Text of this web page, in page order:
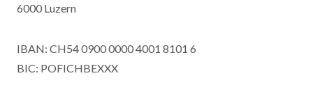
6000 Luzern
IBAN: CH54 0900 0000 4001 8101 6
BIC: POFICHBEXXX